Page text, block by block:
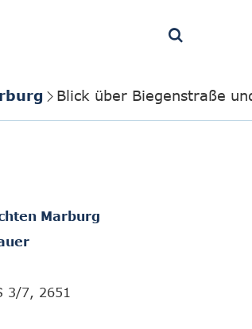
Blick über Biegenstraße
Marburg
3/7, 2651